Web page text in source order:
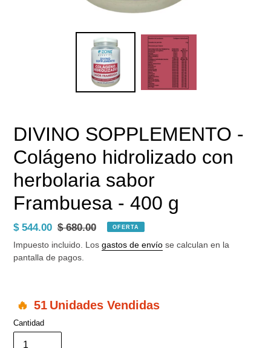
DIVINO SOPPLEMENTO -
Colágeno hidrolizado con
herbolaria sabor
Frambuesa - 400 g
Precio
de
venta
$ 544.00 Precio
habitual
$ 680.00 OFERTA
Impuesto incluido. Los gastos de envío se calculan en la
pantalla de pagos.
51 Unidades Vendidas
Cantidad